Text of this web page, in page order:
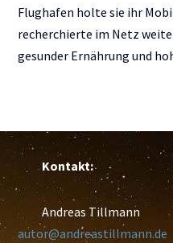
Flughafen holte sie ihr
recherchierte im Netz
gesunder Ernährung und
Kontakt:
Andreas Tillmann
autor@andreastillmann.de